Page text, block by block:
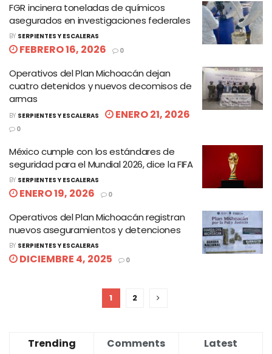
FGR incinera toneladas de químicos
asegurados en investigaciones federales
BY SERPIENTES Y ESCALERAS
FEBRERO 16, 2026 0
Operativos del Plan Michoacán dejan
cuatro detenidos y nuevos decomisos de
armas
BY SERPIENTES Y ESCALERAS ENERO 21, 2026
0
México cumple con los estándares de
seguridad para el Mundial 2026, dice la FIFA
BY SERPIENTES Y ESCALERAS
ENERO 19, 2026 0
Operativos del Plan Michoacán registran
nuevos aseguramientos y detenciones
BY SERPIENTES Y ESCALERAS
DICIEMBRE 4, 2025 0
1 2
Trending Comments Latest